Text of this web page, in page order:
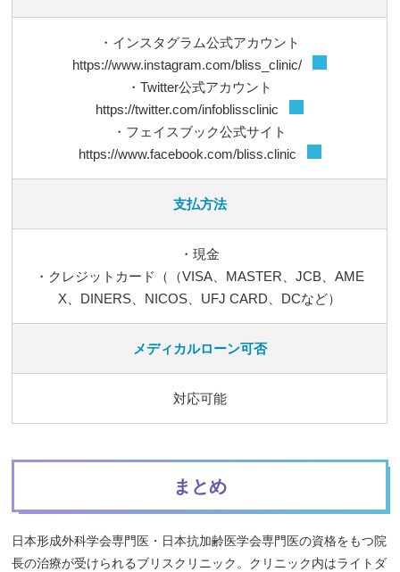
・インスタグラム公式アカウント
https://www.instagram.com/bliss_clinic/
・Twitter公式アカウント
https://twitter.com/infoblissclinic
・フェイスブック公式サイト
https://www.facebook.com/bliss.clinic
支払方法
・現金
・クレジットカード（（VISA、MASTER、JCB、AME
X、DINERS、NICOS、UFJ CARD、DCなど）
メディカルローン可否
対応可能
まとめ
日本形成外科学会専門医・日本抗加齢医学会専門医の資格をもつ院
長の治療が受けられるブリスクリニック。クリニック内はライトダ